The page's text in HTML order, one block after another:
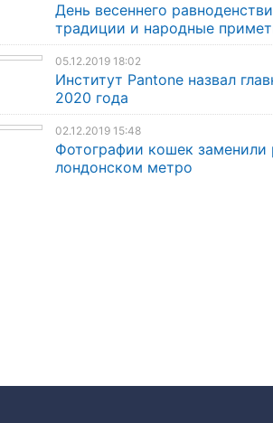
День весеннего
традиции и народные
05.12.2019 18:02
Институт Pantone назвал
2020 года
02.12.2019 15:48
Фотографии кошек заменили
лондонском метро